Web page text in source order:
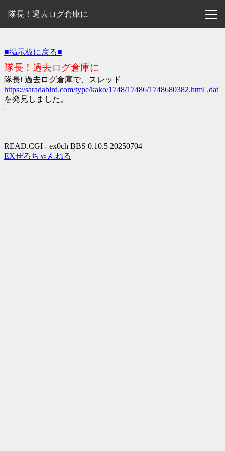
隊長！過去ログ倉庫に
■掲示板に戻る■
隊長！過去ログ倉庫に
隊長! 過去ログ倉庫で、スレッド
https://saradabird.com/type/kako/1748/17486/1748680382.html .dat
を発見しました。
READ.CGI - ex0ch BBS 0.10.5 20250704
EXぜろちゃんねる